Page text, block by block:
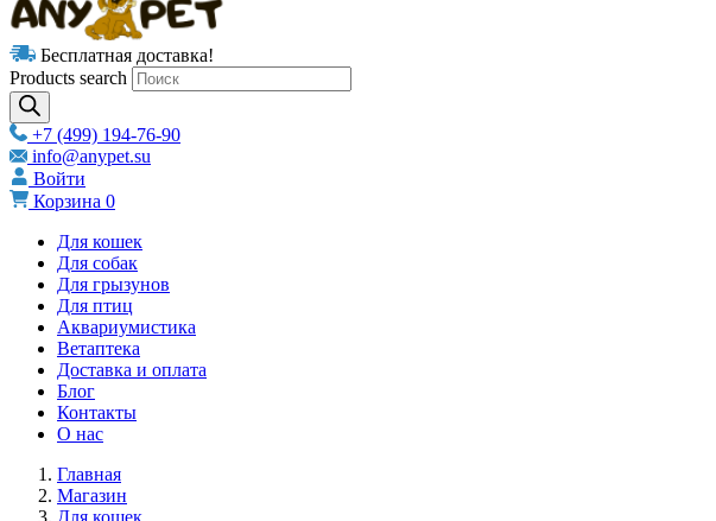
Бесплатная доставка!
Products search
+7 (499) 194-76-90
info@anypet.su
Войти
Корзина 0
Для кошек
Для собак
Для грызунов
Для птиц
Аквариумистика
Ветаптека
Доставка и оплата
Блог
Контакты
О нас
Главная
Магазин
Для кошек